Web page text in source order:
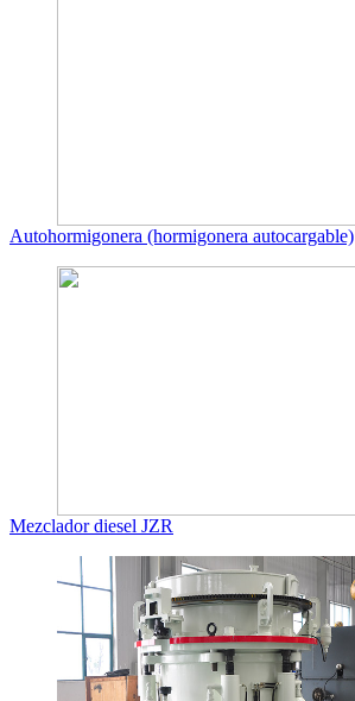
Autohormigonera (hormigonera autocargable)
Mezclador diesel JZR